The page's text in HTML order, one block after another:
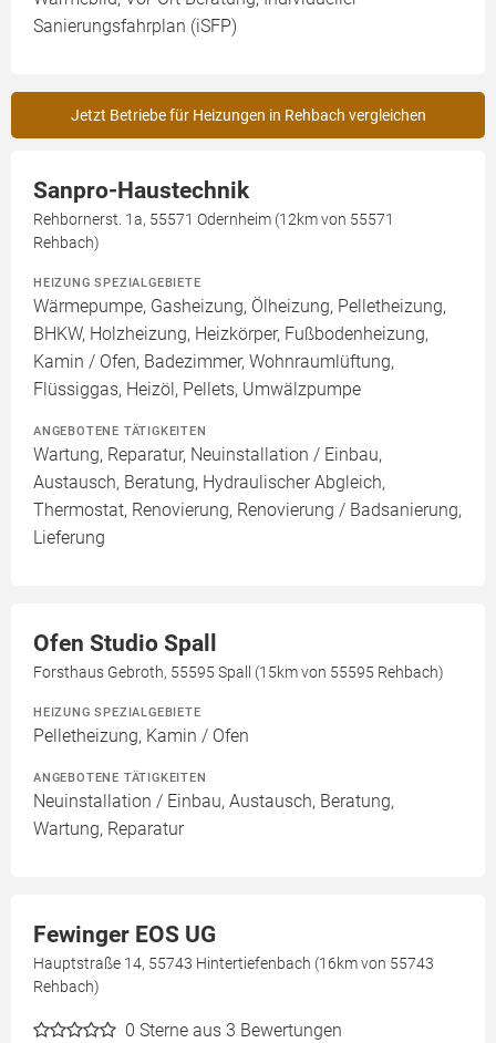
Sanierungsfahrplan (iSFP)
Jetzt Betriebe für Heizungen in Rehbach vergleichen
Sanpro-Haustechnik
Rehbornerst. 1a, 55571 Odernheim (12km von 55571
Rehbach)
HEIZUNG SPEZIALGEBIETE
Wärmepumpe, Gasheizung, Ölheizung, Pelletheizung,
BHKW, Holzheizung, Heizkörper, Fußbodenheizung,
Kamin / Ofen, Badezimmer, Wohnraumlüftung,
Flüssiggas, Heizöl, Pellets, Umwälzpumpe
ANGEBOTENE TÄTIGKEITEN
Wartung, Reparatur, Neuinstallation / Einbau,
Austausch, Beratung, Hydraulischer Abgleich,
Thermostat, Renovierung, Renovierung / Badsanierung,
Lieferung
Ofen Studio Spall
Forsthaus Gebroth, 55595 Spall (15km von 55595 Rehbach)
HEIZUNG SPEZIALGEBIETE
Pelletheizung, Kamin / Ofen
ANGEBOTENE TÄTIGKEITEN
Neuinstallation / Einbau, Austausch, Beratung,
Wartung, Reparatur
Fewinger EOS UG
Hauptstraße 14, 55743 Hintertiefenbach (16km von 55743
Rehbach)
0 Sterne aus 3 Bewertungen